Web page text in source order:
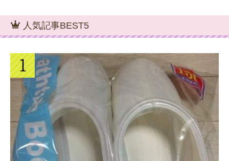
人気記事BEST5